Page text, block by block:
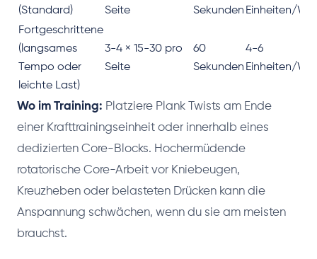
(Standard)
Seite
Sekunden Einheiten/
Fortgeschrittene
(langsames
Tempo oder
leichte Last)
3-4 × 15-30 pro
Seite
60
Sekunden
4-6
Einheiten/
Wo im Training: Platziere Plank Twists am Ende
einer Krafttrainingseinheit oder innerhalb eines
dedizierten Core-Blocks. Hochermüdende
rotatorische Core-Arbeit vor Kniebeugen,
Kreuzheben oder belasteten Drücken kann die
Anspannung schwächen, wenn du sie am meisten
brauchst.